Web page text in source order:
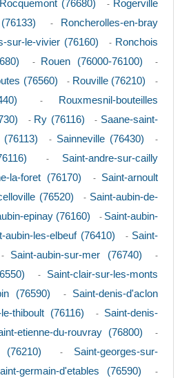
Rocquemont (76680) - Rogerville
-
Roncherolles-en-bray
sur-le-vivier (76160) - Ronchois
- Rouen (76000-76100) -
(76560) - Rouville (76210) -
-
Rouxmesnil-bouteilles
- Ry (76116) - Saane-saint-
- Sainneville (76430) -
- Saint-andre-sur-cailly
la-foret (76170) - Saint-arnoult
(76520) - Saint-aubin-de-
epinay (76160) - Saint-aubin-
aubin-les-elbeuf (76410) - Saint-
- Saint-aubin-sur-mer (76740) -
- Saint-clair-sur-les-monts
(76590) - Saint-denis-d'aclon
thiboult (76116) - Saint-denis-
etienne-du-rouvray (76800) -
(76210) - Saint-georges-sur-
germain-d'etables (76590) -